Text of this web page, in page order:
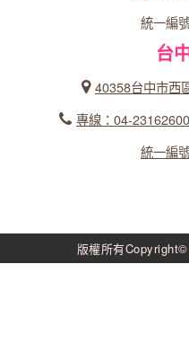
統一編
台
40358台中市西
專線：04-23162600
統一編
版權所有